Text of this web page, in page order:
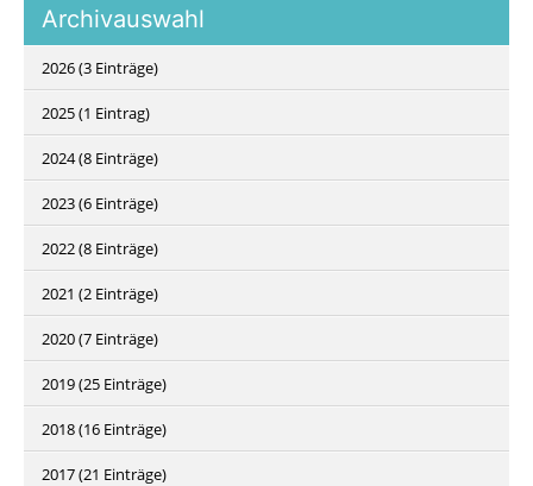
Archivauswahl
2026 (3 Einträge)
2025 (1 Eintrag)
2024 (8 Einträge)
2023 (6 Einträge)
2022 (8 Einträge)
2021 (2 Einträge)
2020 (7 Einträge)
2019 (25 Einträge)
2018 (16 Einträge)
2017 (21 Einträge)